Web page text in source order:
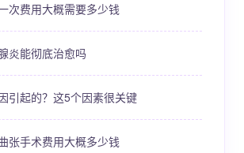
次费用大概需要多少钱
炎能彻底治愈吗
引起的？这5个因素很关键
张手术费用大概多少钱